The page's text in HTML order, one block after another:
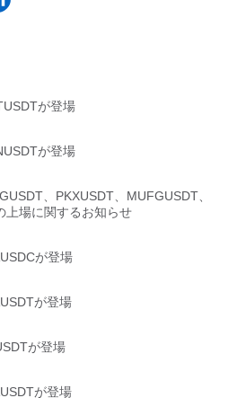
が登場
が登場
、PKXUSDT、MUFGUSDT、
上場に関するお知らせ
が登場
が登場
が登場
が登場